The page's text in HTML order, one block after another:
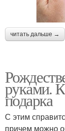
читать дальше →
руками.
подарка
С этим
причем можно